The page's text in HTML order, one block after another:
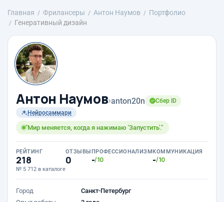
Главная Фрилансеры Антон Наумов
Портфолио
Генеративный дизайн
Антон Наумов›anton20n
Сбер ID
Нейросаммари
"Мир меняется, когда я нажимаю 'Запустить'."
РЕЙТИНГ
218
№ 5 712 в каталоге
ОТЗЫВЫ
0
ПРОФЕССИОНАЛИЗМ
-/10
КОММУНИКАЦИЯ
-/10
Город
Санкт-Петербург